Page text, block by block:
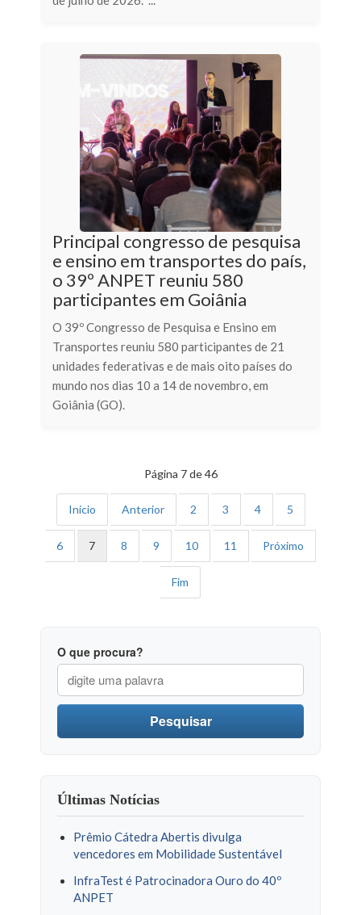
Principal congresso de pesquisa
e ensino em transportes do país,
o 39º ANPET reuniu 580
participantes em Goiânia
O 39º Congresso de Pesquisa e Ensino em
Transportes reuniu 580 participantes de 21
unidades federativas e de mais oito países do
mundo nos dias 10 a 14 de novembro, em
Goiânia (GO).
Página 7 de 46
Início Anterior 2 3 4 5
6 7 8 9 10 11 Próximo
Fim
O que procura?
Pesquisar
Últimas Notícias
Prêmio Cátedra Abertis divulga
vencedores em Mobilidade Sustentável
InfraTest é Patrocinadora Ouro do 40º
ANPET